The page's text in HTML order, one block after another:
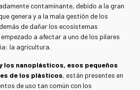
contaminante, debido a la gran
genera y a la mala gestión de los
de dañar los ecosistemas
a afectar a uno de los pilares
la agricultura.
los nanoplásticos, esos pequeños
de los plásticos, están presentes en
de uso tan común con los